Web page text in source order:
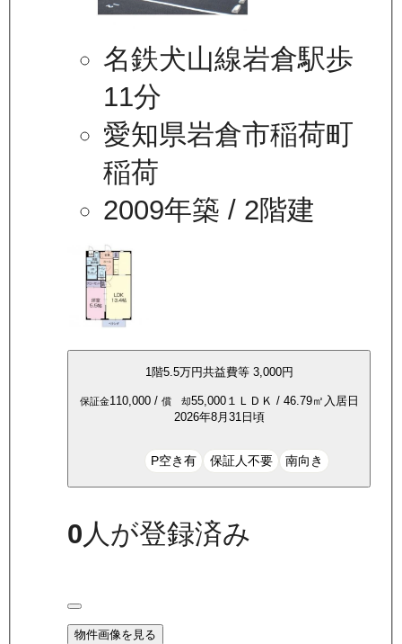
名鉄犬山線岩倉駅歩
11分
愛知県岩倉市稲荷町
稲荷
2009年築 / 2階建
1階5.5万円共益費等 3,000円
保証金110,000/ 償 却55,000１ＬＤＫ / 46.79㎡ 入居日
2026年8月31日頃
P空き有 保証人不要 南向き
0人が登録済み
物件画像を見る